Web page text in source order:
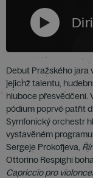
Debut Pražského jara
jejichž talentu,
hluboce přesvědčeni.
pódium poprvé patřit
Symfonický orchestr
vystavěném
Sergeje Prokofjeva,
Ottorino Respighi
Capriccio pro